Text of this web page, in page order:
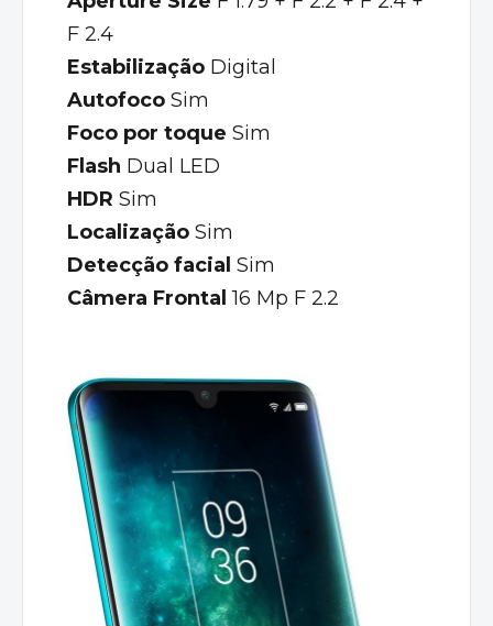
F 2.4
Estabilização Digital
Autofoco Sim
Foco por toque Sim
Flash Dual LED
HDR Sim
Localização Sim
Detecção facial Sim
Câmera Frontal 16 Mp F 2.2